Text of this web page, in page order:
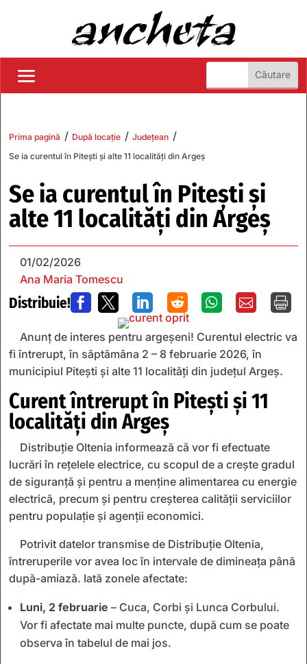
Prima pagină / După locație / Județean /
Se ia curentul în Pitești și alte 11 localități din Argeș
Se ia curentul în Pitești și
alte 11 localități din Argeș
01/02/2026
Ana Maria Tomescu
Distribuie!       
Anunț de interes pentru argeșeni! Curentul electric va
fi întrerupt, în săptămâna 2 – 8 februarie 2026, în
municipiul Pitești și alte 11 localități din județul Argeș.
Curent întrerupt în Pitești și 11
localități din Argeș
Distribuție Oltenia informează că vor fi efectuate
lucrări în rețelele electrice, cu scopul de a crește gradul
de siguranță și pentru a menține alimentarea cu energie
electrică, precum și pentru creșterea calității serviciilor
pentru populație și agenții economici.
Potrivit datelor transmise de Distribuție Oltenia,
întreruperile vor avea loc în intervale de dimineața până
după-amiază. Iată zonele afectate:
Luni, 2 februarie – Cuca, Corbi și Lunca Corbului.
Vor fi afectate mai multe puncte, după cum se poate
observa în tabelul de mai jos.